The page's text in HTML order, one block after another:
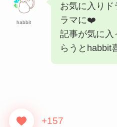
habbit
お気に入りド
ラマに❤️
記事が気に入
らうとhabbit
+157